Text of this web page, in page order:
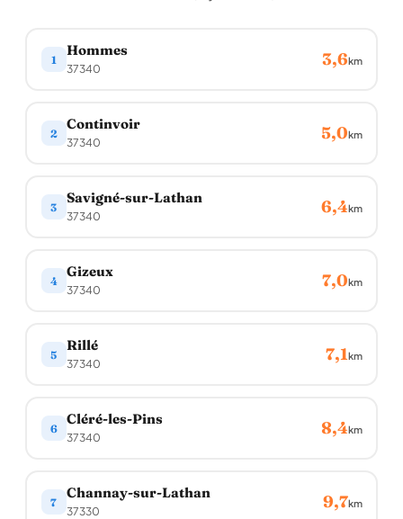
1
Hommes
37340 3,6km
2
Continvoir
37340 5,0km
3
Savigné-sur-Lathan
37340 6,4km
4
Gizeux
37340 7,0km
5
Rillé
37340 7,1km
6
Cléré-les-Pins
37340 8,4km
7
Channay-sur-Lathan
37330 9,7km